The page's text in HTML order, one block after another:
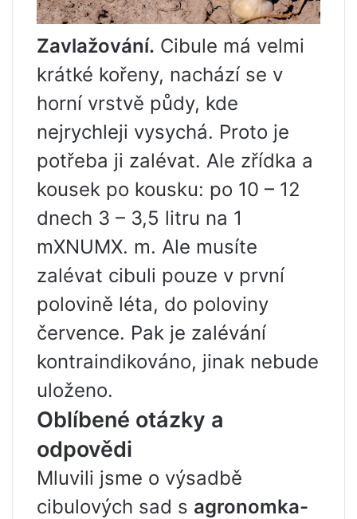
Zavlažování. Cibule má velmi
krátké kořeny, nachází se v
horní vrstvě půdy, kde
nejrychleji vysychá. Proto je
potřeba ji zalévat. Ale zřídka a
kousek po kousku: po 10 – 12
dnech 3 – 3,5 litru na 1
mXNUMX. m. Ale musíte
zalévat cibuli pouze v první
polovině léta, do poloviny
července. Pak je zalévání
kontraindikováno, jinak nebude
uloženo.
Oblíbené otázky a
odpovědi
Mluvili jsme o výsadbě
cibulových sad s agronomka-